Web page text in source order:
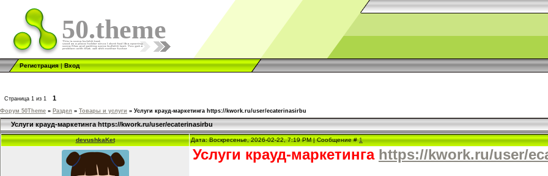
50.theme
Регистрация|Вход
Страница 1 из 1 1
Форум 50Theme » Раздел » Товары и услуги » Услуги крауд-маркетинга https://kwork.ru/user/ecaterinasirbu
Услуги крауд-маркетинга https://kwork.ru/user/ecaterinasirbu
devushkaKet Дата: Воскресенье, 2026-02-22, 7:19 PM | Сообщение #1
Услуги крауд-маркетинга https://kwork.ru/user/